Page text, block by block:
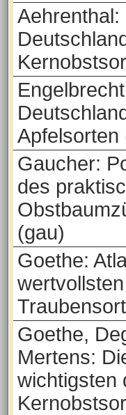
Aehrenthal:
Apfelsorten
Gaucher:
des
(gau)
Goethe:
wertvollsten
Goethe,
Mertens:
wichtigsten